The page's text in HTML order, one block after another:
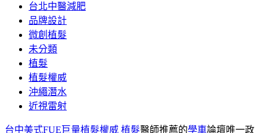
台北中醫減肥
品牌設計
微創植髮
未分類
植髮
植髮權威
沖繩潛水
近視雷射
台中美式FUE巨量植髮權威 植髮醫師推薦的學車論壇唯一政